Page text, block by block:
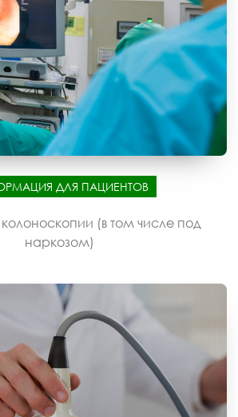
ДЛЯ ПАЦИЕНТОВ
колоноскопии (в том числе под
наркозом)